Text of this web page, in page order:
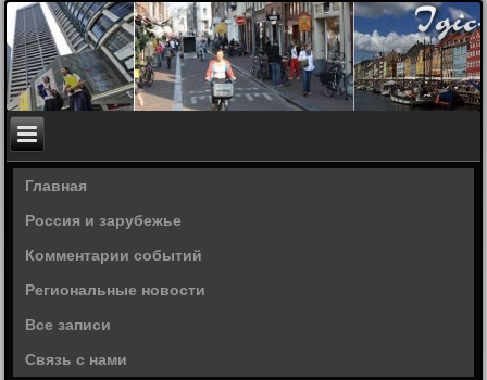
Главная
Россия и зарубежье
Комментарии событий
Региональные новости
Все записи
Связь с нами